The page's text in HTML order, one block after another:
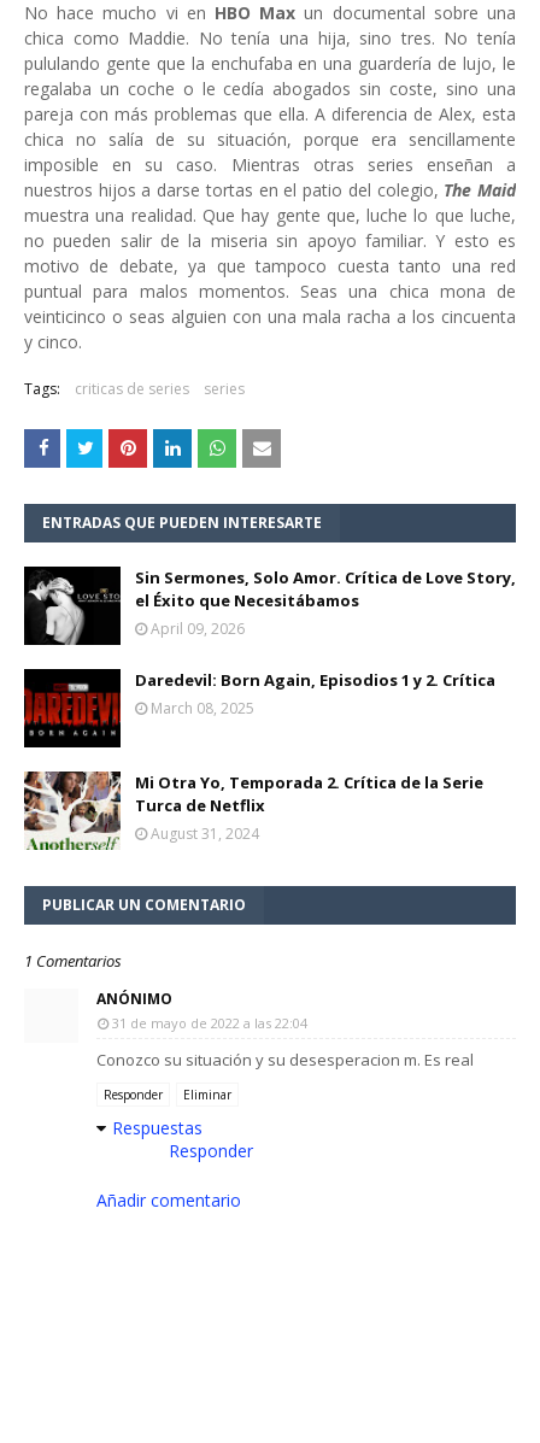
No hace mucho vi en HBO Maxun documental sobre una
chica como Maddie. No tenía una hija, sino tres. No tenía
pululando gente que la enchufaba en una guardería de lujo, le
regalaba un coche o le cedía abogados sin coste, sino una
pareja con más problemas que ella. A diferencia de Alex, esta
chica no salía de su situación, porque era sencillamente
imposible en su caso. Mientras otras series enseñan a
nuestros hijos a darse tortas en el patio del colegio, The Maid
muestra una realidad. Que hay gente que, luche lo que luche,
no pueden salir de la miseria sin apoyo familiar. Y esto es
motivo de debate, ya que tampoco cuesta tanto una red
puntual para malos momentos. Seas una chica mona de
veinticinco o seas alguien con una mala racha a los cincuenta
y cinco.
Tags: criticas de series series
ENTRADAS QUE PUEDEN INTERESARTE
Sin Sermones, Solo Amor. Crítica de Love Story,
el Éxito que Necesitábamos
April 09, 2026
Daredevil: Born Again, Episodios 1 y 2. Crítica
March 08, 2025
Mi Otra Yo, Temporada 2. Crítica de la Serie
Turca de Netflix
August 31, 2024
PUBLICAR UN COMENTARIO
1 Comentarios
ANÓNIMO
31 de mayo de 2022 a las 22:04
Conozco su situación y su desesperacion m. Es real
Responder Eliminar
Respuestas
Responder
Añadir comentario